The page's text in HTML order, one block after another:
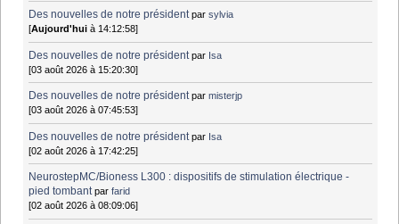
Des nouvelles de notre président parsylvia
[Aujourd'hui à 14:12:58]
Des nouvelles de notre président par Isa
[03 août 2026 à 15:20:30]
Des nouvelles de notre président parmisterjp
[03 août 2026 à 07:45:53]
Des nouvelles de notre président par Isa
[02 août 2026 à 17:42:25]
NeurostepMC/Bioness L300 : dispositifs de stimulation électrique -
pied tombant parfarid
[02 août 2026 à 08:09:06]